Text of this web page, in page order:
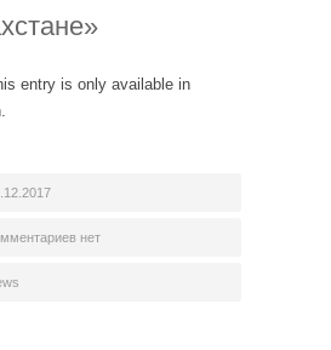
entry is only available in
нет